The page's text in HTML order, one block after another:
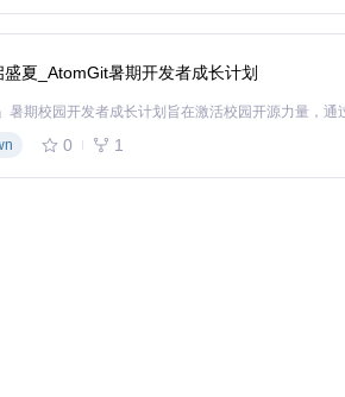
计算：src/commons/GpuUtil.cpp模块实
：通过--ca-only参数可仅保留Cα原子信息
高效访问。
：基于OpenMP和MPI的混合并行架构，使
生产线：Foldseek的场景化应用
盛夏_AtomGit暑期开发者成长计划
0 1